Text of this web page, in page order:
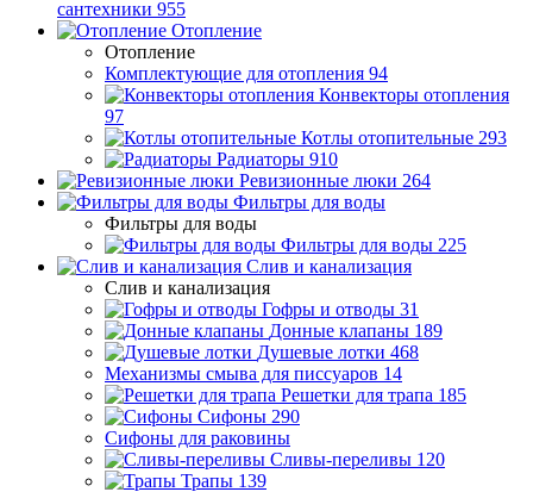
сантехники 955
Отопление
Отопление
Комплектующие для отопления 94
Конвекторы отопления
97
Котлы отопительные 293
Радиаторы 910
Ревизионные люки 264
Фильтры для воды
Фильтры для воды
Фильтры для воды 225
Слив и канализация
Слив и канализация
Гофры и отводы 31
Донные клапаны 189
Душевые лотки 468
Механизмы смыва для писсуаров 14
Решетки для трапа 185
Сифоны 290
Сифоны для раковины
Сливы-переливы 120
Трапы 139